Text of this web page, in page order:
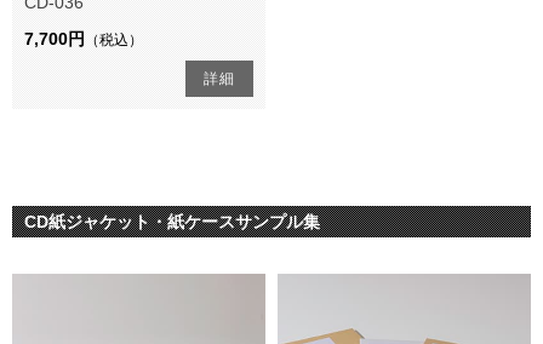
7,700円
（税込）
詳細
CD紙ジャケット・紙ケースサンプル集